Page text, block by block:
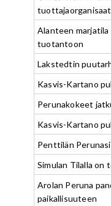
Alanteen
tuotantoon
Lakstedtin
Kasvis-Kartano
Perunakokeet
Kasvis-Kartano
Penttilän
Simulan Tilalla on
Arolan Peruna
paikallisuuteen